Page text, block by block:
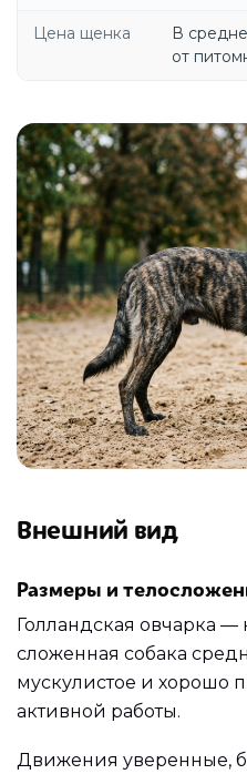
Цена щенка
В
от
Внешний вид
Размеры и
Голландская овчарка
сложенная собака
мускулистое и хорошо
активной работы.
Движения уверенные,